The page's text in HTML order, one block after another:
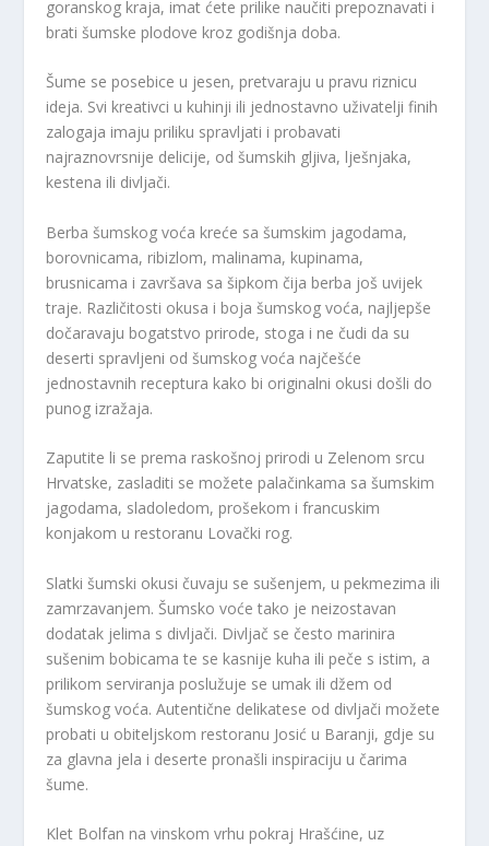
goranskog kraja, imat ćete prilike naučiti prepoznavati i
brati šumske plodove kroz godišnja doba.
Šume se posebice u jesen, pretvaraju u pravu riznicu
ideja. Svi kreativci u kuhinji ili jednostavno uživatelji finih
zalogaja imaju priliku spravljati i probavati
najraznovrsnije delicije, od šumskih gljiva, lješnjaka,
kestena ili divljači.
Berba šumskog voća kreće sa šumskim jagodama,
borovnicama, ribizlom, malinama, kupinama,
brusnicama i završava sa šipkom čija berba još uvijek
traje. Različitosti okusa i boja šumskog voća, najljepše
dočaravaju bogatstvo prirode, stoga i ne čudi da su
deserti spravljeni od šumskog voća najčešće
jednostavnih receptura kako bi originalni okusi došli do
punog izražaja.
Zaputite li se prema raskošnoj prirodi u Zelenom srcu
Hrvatske, zasladiti se možete palačinkama sa šumskim
jagodama, sladoledom, prošekom i francuskim
konjakom u restoranu Lovački rog.
Slatki šumski okusi čuvaju se sušenjem, u pekmezima ili
zamrzavanjem. Šumsko voće tako je neizostavan
dodatak jelima s divljači. Divljač se često marinira
sušenim bobicama te se kasnije kuha ili peče s istim, a
prilikom serviranja poslužuje se umak ili džem od
šumskog voća. Autentične delikatese od divljači možete
probati u obiteljskom restoranu Josić u Baranji, gdje su
za glavna jela i deserte pronašli inspiraciju u čarima
šume.
Klet Bolfan na vinskom vrhu pokraj Hrašćine, uz